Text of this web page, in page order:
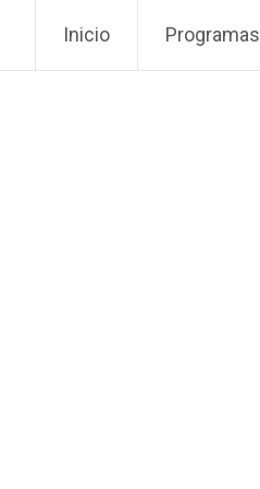
Inicio Programas